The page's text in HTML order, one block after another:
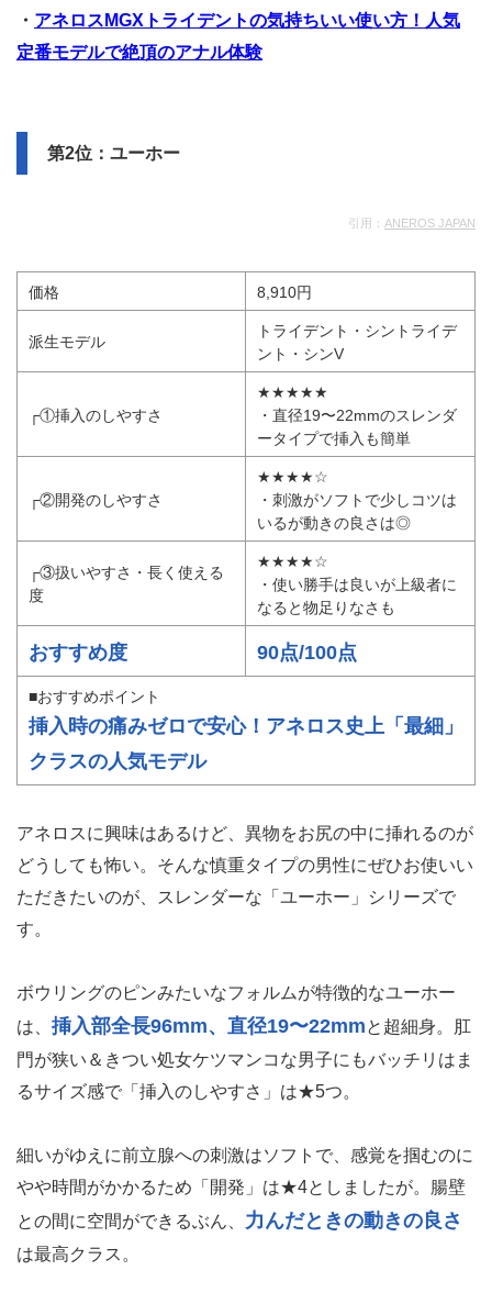
・ アネロスMGXトライデントの気持ちいい使い方！人気
定番モデルで絶頂のアナル体験
第2位：ユーホー
引用：ANEROS JAPAN
価格 8,910円
派生モデル
トライデント・シントライデ
ント・シンV
┌①挿入のしやすさ
★★★★★
ータイプで挿入も簡単
┌②開発のしやすさ
・刺激がソフトで少しコツは
┌③扱いやすさ・長く使える
★★★★☆
・使い勝手は良いが上級者に
なると物足りなさも
おすすめ度
■おすすめポイント
挿入時の痛みゼロで安心！アネロス史上「最細」
クラスの人気モデル
どうしても怖い。そんな慎重タイプの男性にぜひお使いい
ただきたいのが、スレンダーな「ユーホー」シリーズで
す。